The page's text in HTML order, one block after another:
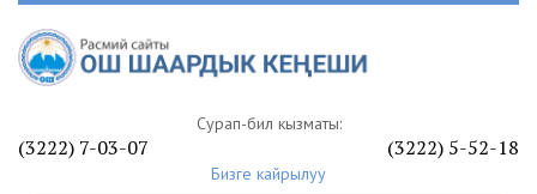
Сурап-билүү кызматы:
(3222) 7-03-07 (3222) 5-52-18
Бизге кайрылуу